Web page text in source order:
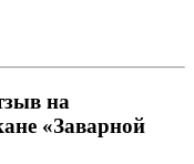
на
«Заварной